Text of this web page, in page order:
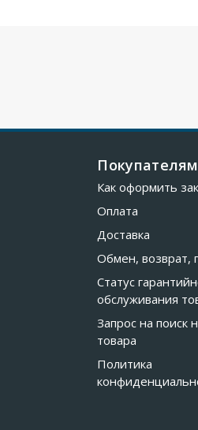
Покупателям
Как оформить
Оплата
Доставка
Обмен, возврат,
Статус
обслуживания
Запрос на поиск
товара
Политика